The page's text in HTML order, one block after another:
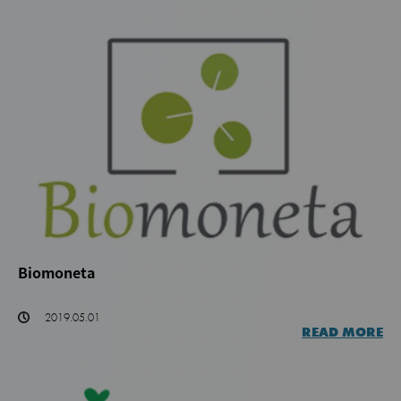
Biomoneta
2019.05.01
READ MORE